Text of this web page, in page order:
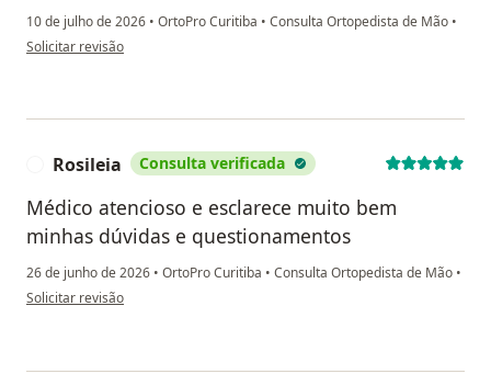
10 de julho de 2026 • OrtoPro Curitiba • Consulta Ortopedista de Mão •
na opinião do utilizador Jucélia S.
Solicitar revisão
Rosileia Consulta verificada
Médico atencioso e esclarece muito bem
minhas dúvidas e questionamentos
26 de junho de 2026 • OrtoPro Curitiba • Consulta Ortopedista de Mão •
na opinião do utilizador Rosileia
Solicitar revisão